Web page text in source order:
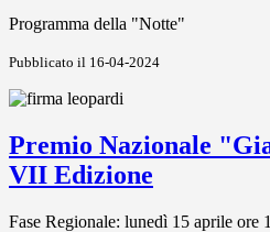
Programma della "Notte"
Pubblicato il 16-04-2024
Premio Nazionale
VII Edizione
Fase Regionale: lunedì 15 aprile ore